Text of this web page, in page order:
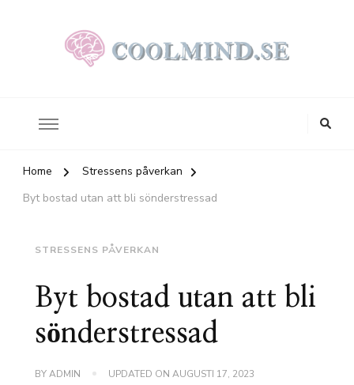
Home
Stressens påverkan
Byt bostad utan att bli sönderstressad
STRESSENS PÅVERKAN
Byt bostad utan att bli
sönderstressad
BYADMIN UPDATED ON AUGUSTI 17, 2023